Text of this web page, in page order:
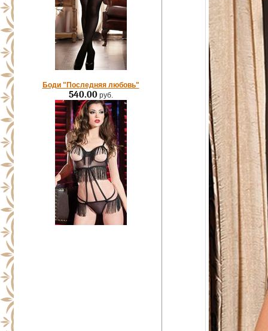
Боди "Последняя любовь"
540.00руб.